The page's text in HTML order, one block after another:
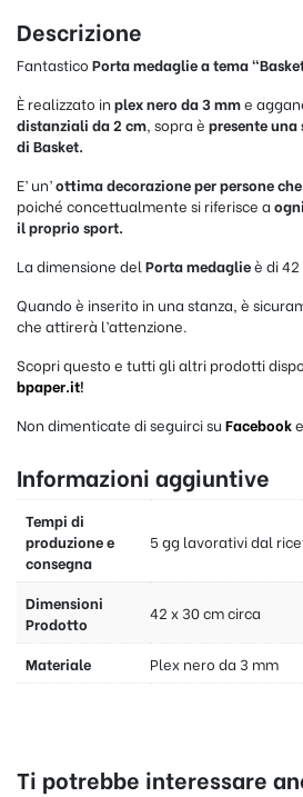
Descrizione
Fantastico Porta medaglie a tema
È realizzato in plex nero da 3 mme
distanziali da 2 cm, sopra è presente
di Basket.
E’ un’ottima decorazione per persone
poiché concettualmente si riferisce a
il proprio sport.
La dimensione del Porta medaglieè di
Quando è inserito in una stanza, è
che attirerà l’attenzione.
Scopri questo e tutti gli altri prodotti
bpaper.it!
Non dimenticate di seguirci su Facebooke
Informazioni aggiuntive
Tempi di
produzione e
consegna
5 gg lavorativi dal
Dimensioni
Prodotto
42 x 30 cm circa
Materiale Plex nero da 3 mm
Ti potrebbe interessare